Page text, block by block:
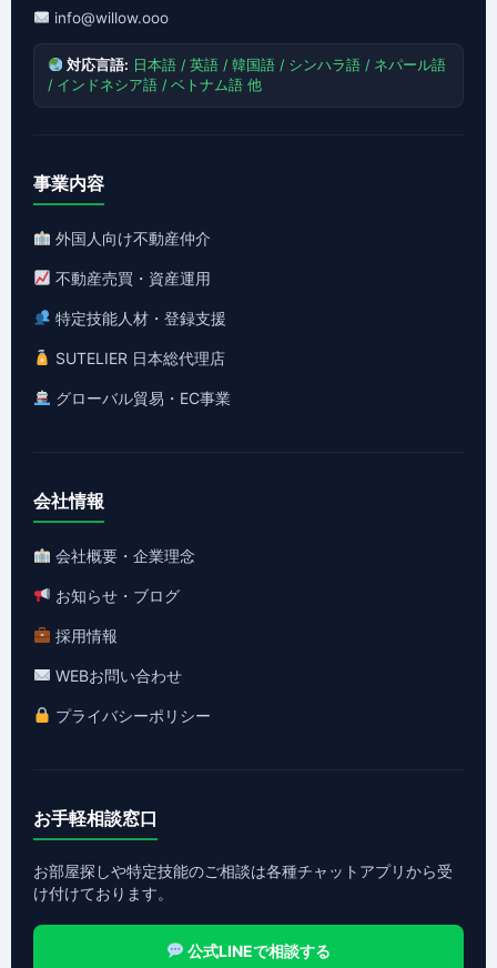
info@willow.ooo
対応言語: 日本語 / 英語 / 韓国語 / シンハラ語 / ネパール語
/ インドネシア語 / ベトナム語 他
事業内容
外国人向け不動産仲介
不動産売買・資産運用
特定技能人材・登録支援
SUTELIER 日本総代理店
グローバル貿易・EC事業
会社情報
会社概要・企業理念
お知らせ・ブログ
採用情報
WEBお問い合わせ
プライバシーポリシー
お手軽相談窓口
お部屋探しや特定技能のご相談は各種チャットアプリから受
け付けております。
公式LINEで相談する